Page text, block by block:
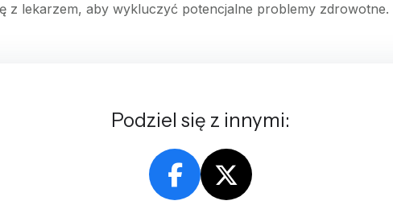
z lekarzem, aby wykluczyć potencjalne problemy zdrowotne.
Podziel się z innymi: